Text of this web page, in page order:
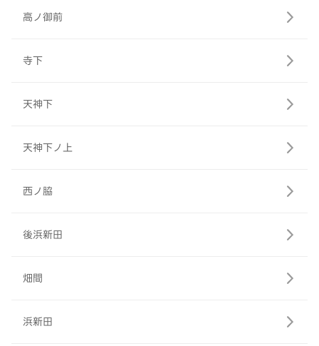
高ノ御前
寺下
天神下
天神下ノ上
西ノ脇
後浜新田
畑間
浜新田